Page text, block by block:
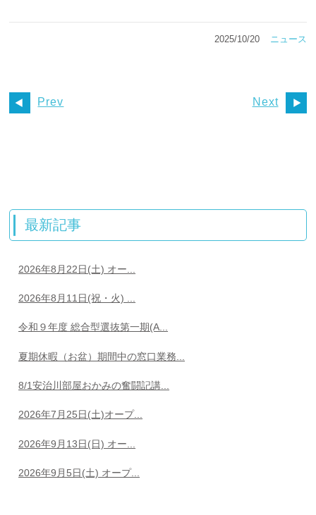
2025/10/20 ニュース
Prev Next
最新記事
2026年8月22日(土) オー...
2026年8月11日(祝・火) ...
令和９年度 総合型選抜第一期(A...
夏期休暇（お盆）期間中の窓口業務...
8/1安治川部屋おかみの奮闘記講...
2026年7月25日(土)オープ...
2026年9月13日(日) オー...
2026年9月5日(土) オープ...